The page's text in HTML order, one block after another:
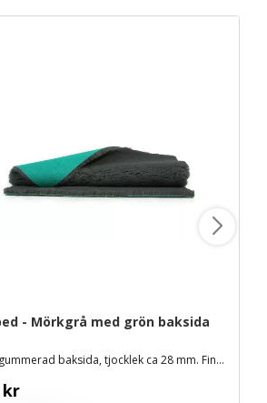
- Mörkgrå med grön baksida
Utan gummerad baksida, tjocklek ca 28 mm. Finns i tre storlekar
kr